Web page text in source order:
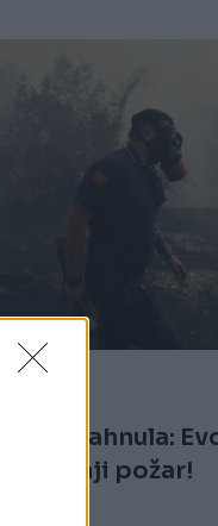
odahnula:
požar!